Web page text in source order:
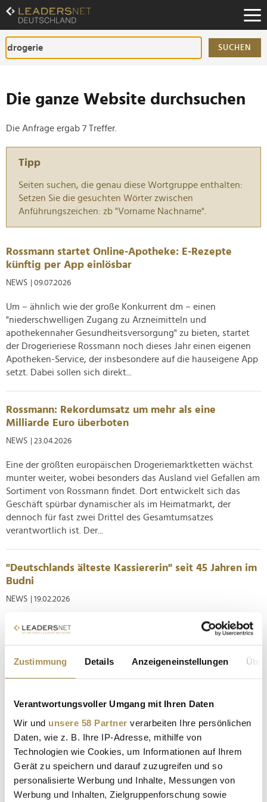
Zustimmung Details Anzeigeneinstellungen
Verantwortungsvoller Umgang mit Ihren Daten
Wir und unsere 58 Partner verarbeiten Ihre persönlichen
Daten, wie z. B. Ihre IP-Adresse, mithilfe von
Technologien wie Cookies, um Informationen auf Ihrem
Gerät zu speichern und darauf zuzugreifen und so
personalisierte Werbung und Inhalte, Messungen von
Werbung und Inhalten, Zielgruppenforschung sowie
Zum
Inhalt
Zur
Fußzeilen-
Navigation
SUCHEN
Die ganze Website durchsuchen
Die Anfrage ergab 7 Treffer.
Tipp
Seiten suchen, die genau diese Wortgruppe enthalten:
Setzen Sie die gesuchten Wörter zwischen
Anführungszeichen: zb "Vorname Nachname".
Rossmann startet Online-Apotheke: E-Rezepte
künftig per App einlösbar
NEWS | 09.07.2026
Um – ähnlich wie der große Konkurrent dm – einen
"niederschwelligen Zugang zu Arzneimitteln und
apothekennaher Gesundheitsversorgung" zu bieten, startet
der Drogerieriese Rossmann noch dieses Jahr einen eigenen
Apotheken-Service, der insbesondere auf die hauseigene App
setzt. Dabei sollen sich direkt...
Rossmann: Rekordumsatz um mehr als eine
Milliarde Euro überboten
NEWS | 23.04.2026
Eine der größten europäischen Drogeriemarktketten wächst
munter weiter, wobei besonders das Ausland viel Gefallen am
Sortiment von Rossmann findet. Dort entwickelt sich das
Geschäft spürbar dynamischer als im Heimatmarkt, der
dennoch für fast zwei Drittel des Gesamtumsatzes
verantwortlich ist. Der...
"Deutschlands älteste Kassiererin" seit 45 Jahren im
Budni
NEWS | 19.02.2026
Mit 65 Jahren hätte Hannelore Labitzke zur
Jahrtausendwende in die verdiente Rente gehen können. Die
Einkaufszentrum dürften damals geahnt haben, wie lange sie
dm: Eigene Online-Apotheke geht an den Start
| 15.12.2025
Konkurrenz für Anbieter wie Doc Morris und Shop Apotheke:
Um insbesondere den "Wünschen der jungen, online-affinen
Zielgruppe" zu entsprechen, steigt die europaweit führende